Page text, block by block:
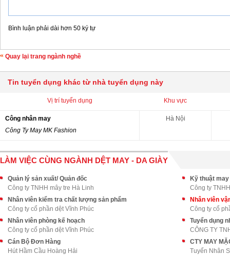
Bình luận phải dài hơn 50 ký tự
Quay lại trang ngành nghề
Tin tuyển dụng khác từ nhà tuyển dụng này
Vị trí tuyển dụng Khu vực
Công nhân may
Công Ty May MK Fashion
Hà Nội
LÀM VIỆC CÙNG NGÀNH DỆT MAY - DA GIÀY
Quản lý sản xuất/ Quản đốc
Công ty TNHH mây tre Hà Linh
Kỹ thuật may
Công ty
Nhân viên kiểm tra chất lượng sản phẩm
Công ty cổ phần dệt Vĩnh Phúc
Nhân viên
Công ty cổ
Nhân viên phòng kế hoạch
Công ty cổ phần dệt Vĩnh Phúc
Tuyển dụng
Cán Bộ Đơn Hàng
Hút Hầm Cầu Hoàng Hải
Tuyển Nhân